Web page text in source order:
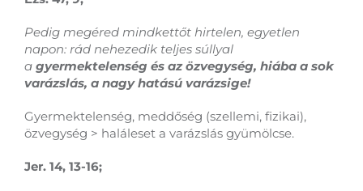
Pedig megéred mindkettőt hirtelen, egyetlen
napon: rád nehezedik teljes súllyal
a gyermektelenség és az özvegység, hiába a sok
varázslás, a nagy hatású varázsige!
Gyermektelenség, meddőség (szellemi, fizikai),
özvegység > haláleset a varázslás gyümölcse.
Jer. 14, 13-16;